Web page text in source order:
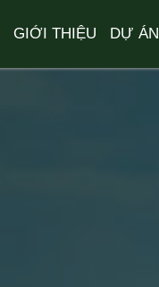
GIỚI THIỆU DỰ ÁN